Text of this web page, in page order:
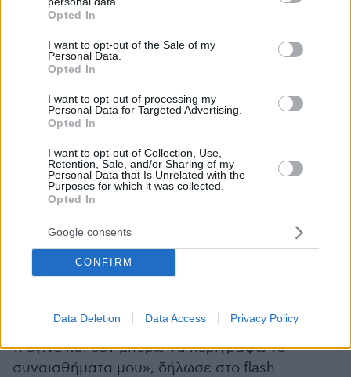
grant or deny consent to Google and its third-party tags to
use your data for below specified purposes in below Google
consent section.
Opted In
I want to opt-out of the Sale of my
Personal Data.
Opted In
I want to opt-out of processing my
Personal Data for Targeted Advertising.
Opted In
I want to opt-out of Collection, Use,
Retention, Sale, and/or Sharing of my
Personal Data that Is Unrelated with the
Purposes for which it was collected.
Opted In
Google consents
CONFIRM
Data Deletion Data Access Privacy Policy
Ο Ναδάλ μπήκε αποφασισμένος και
προηγήθηκε με 0-30, αλλά ο Τσιτσιπάς
στο πρώτο ματς μπολ. Ο Ισπανός το έσβησε,
όπως και το επόμενο, φτάνοντας ο ίδιος σε
τρομερό σερβίς για την ισοπαλία, αμέσως μετά
ο Ναδάλ έκανε το αβίαστο λάθος και στο τρίτο
ματς πόιντ ο Τσιτσιπάς με γουίνερ στην ευθεία
πανηγύρισε την τεράστια ανατροπή και την
πρόκριση στα ημιτελικά του Australian Open
«Δεν έχω λόγια...Είναι απίστευτο συναίσθημα
δίνω όλα στο γήπεδο. Μετά το 2ο σετ δεν ξέρω
τι έγινε και δεν μπορώ να περιγράψω τα
συναισθήματα μου», δήλωσε στο flash